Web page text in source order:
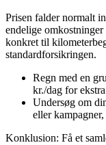
Prisen falder normalt
endelige
konkret til
standardforsikringen.
Regn med en
kr./dag for
Undersøg om
eller
Konklusion: Få et